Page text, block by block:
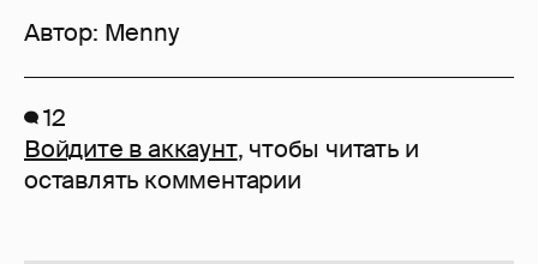
Автор: Menny
12
Войдите в аккаунт, чтобы читать и
оставлять комментарии